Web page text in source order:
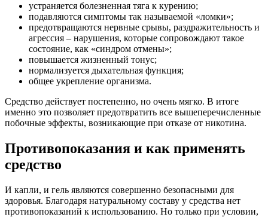
устраняется болезненная тяга к курению;
подавляются симптомы так называемой «ломки»;
предотвращаются нервные срывы, раздражительность и
агрессия – нарушения, которые сопровождают такое
состояние, как «синдром отмены»;
повышается жизненный тонус;
нормализуется дыхательная функция;
общее укрепление организма.
Средство действует постепенно, но очень мягко. В итоге
именно это позволяет предотвратить все вышеперечисленные
побочные эффекты, возникающие при отказе от никотина.
Противопоказания и как применять
средство
И капли, и гель являются совершенно безопасными для
здоровья. Благодаря натуральному составу у средства нет
противопоказаний к использованию. Но только при условии,